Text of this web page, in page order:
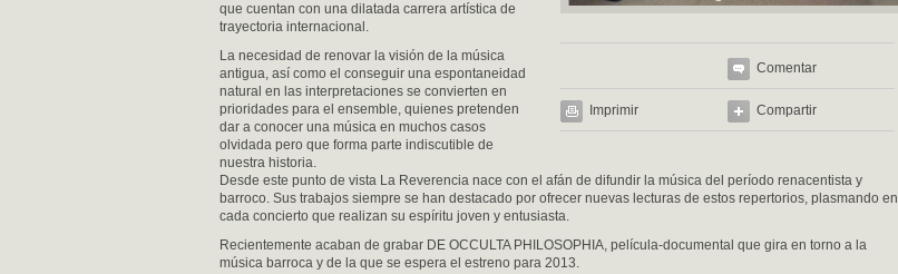
Comentar
Imprimir Compartir
que cuentan con una dilatada carrera artística de
trayectoria internacional.
La necesidad de renovar la visión de la música
antigua, así como el conseguir una espontaneidad
natural en las interpretaciones se convierten en
prioridades para el ensemble, quienes pretenden
dar a conocer una música en muchos casos
olvidada pero que forma parte indiscutible de
nuestra historia.
Desde este punto de vista La Reverencia nace con el afán de difundir la música del período renacentista y
barroco. Sus trabajos siempre se han destacado por ofrecer nuevas lecturas de estos repertorios, plasmando en
cada concierto que realizan su espíritu joven y entusiasta.
Recientemente acaban de grabar DE OCCULTA PHILOSOPHIA, película-documental que gira en torno a la
música barroca y de la que se espera el estreno para 2013.